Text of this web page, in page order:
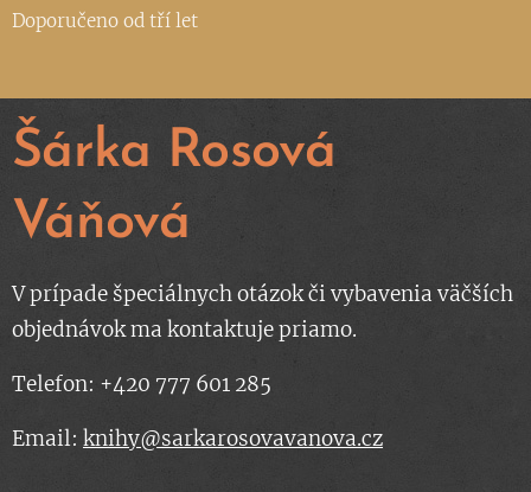
Doporučeno od tří let
Šárka Rosová
Váňová
V prípade špeciálnych otázok či vybavenia väčších
objednávok ma kontaktuje priamo.
Telefon: +420 777 601 285
Email: knihy@sarkarosovavanova.cz